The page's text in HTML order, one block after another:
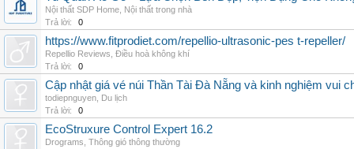
Nội thất SDP Home Nội thất trong nhà
Trả lời:
0
https://www.fitprodiet.com/repellio-ultrasonic-pes t-repeller/
Repellio Reviews Điều hoà không khí
Trả lời:
0
Cập nhật giá vé núi Thần Tài Đà Nẵng và kinh nghiệm vui
todiepnguyen Du lịch
Trả lời:
0
EcoStruxure Control Expert 16.2
Drograms Thông gió thông thường